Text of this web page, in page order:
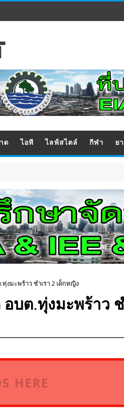
ด ไอที ไลฟ์สไตล์ กีฬา ย
งมะพร้าว ชำเรา 2 เด็กหญิง
บต.ทุ่งมะพร้าว ช
HERE